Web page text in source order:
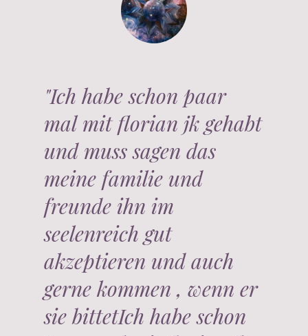
"Ich habe schon paar
mal mit florian jk gehabt
und muss sagen das
meine familie und
freunde ihn im
seelenreich gut
akzeptieren und auch
gerne kommen , wenn er
sie bittetIch habe schon